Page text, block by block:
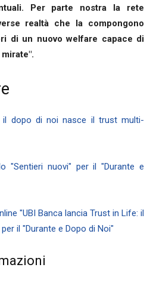
Per parte nostra la rete
realtà che la compongono
di un nuovo welfare capace di
il dopo di noi nasce il trust multi-
"Sentieri nuovi" per il "Durante e
"UBI Banca lancia Trust in Life: il
il "Durante e Dopo di Noi"